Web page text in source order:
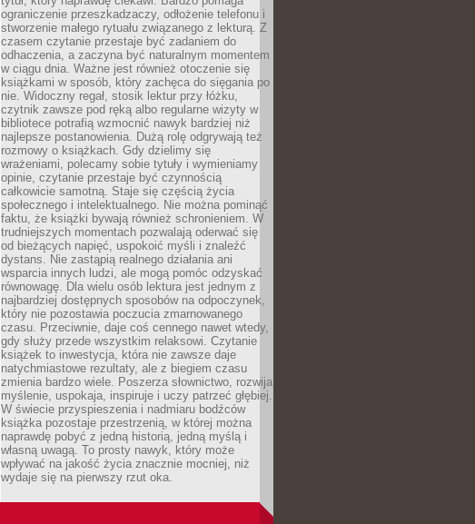
ograniczenie przeszkadzaczy, odłożenie telefonu i
stworzenie małego rytuału związanego z lekturą. Z
czasem czytanie przestaje być zadaniem do
odhaczenia, a zaczyna być naturalnym momentem
w ciągu dnia. Ważne jest również otoczenie się
książkami w sposób, który zachęca do sięgania po
nie. Widoczny regał, stosik lektur przy łóżku,
czytnik zawsze pod ręką albo regularne wizyty w
bibliotece potrafią wzmocnić nawyk bardziej niż
najlepsze postanowienia. Dużą rolę odgrywają też
rozmowy o książkach. Gdy dzielimy się
wrażeniami, polecamy sobie tytuły i wymieniamy
opinie, czytanie przestaje być czynnością
całkowicie samotną. Staje się częścią życia
społecznego i intelektualnego. Nie można pominąć
faktu, że książki bywają również schronieniem. W
trudniejszych momentach pozwalają oderwać się
od bieżących napięć, uspokoić myśli i znaleźć
dystans. Nie zastąpią realnego działania ani
wsparcia innych ludzi, ale mogą pomóc odzyskać
równowagę. Dla wielu osób lektura jest jednym z
najbardziej dostępnych sposobów na odpoczynek,
który nie pozostawia poczucia zmarnowanego
czasu. Przeciwnie, daje coś cennego nawet wtedy,
gdy służy przede wszystkim relaksowi. Czytanie
książek to inwestycja, która nie zawsze daje
natychmiastowe rezultaty, ale z biegiem czasu
zmienia bardzo wiele. Poszerza słownictwo, rozwija
myślenie, uspokaja, inspiruje i uczy patrzeć głębiej.
W świecie przyspieszenia i nadmiaru bodźców
książka pozostaje przestrzenią, w której można
naprawdę pobyć z jedną historią, jedną myślą i
własną uwagą. To prosty nawyk, który może
wpływać na jakość życia znacznie mocniej, niż
wydaje się na pierwszy rzut oka.